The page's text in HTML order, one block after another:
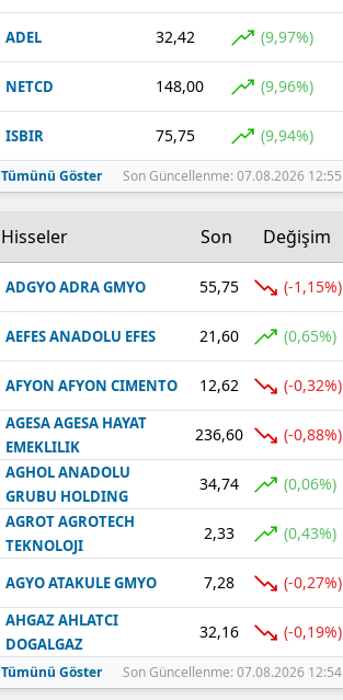
Mardin
Muğla
Muş
Nevşehir
Rize
Sakarya
Samsun
Siirt
Tekirdağ
Trabzon
ADEL 32,42 (9,97%)
NETCD 148,00 (9,96%)
ISBIR 75,75 (9,94%)
Tümünü Göster Son Güncellenme: 07.08.2026 12:55
Hisseler Son Değişim
ADGYO ADRA GMYO 55,75 (-1,15%)
AEFES ANADOLU EFES 21,60 (0,65%)
AFYON AFYON CIMENTO 12,62 (-0,32%)
AGESA AGESA HAYAT
EMEKLILIK
236,60 (-0,88%)
AGHOL ANADOLU
GRUBU HOLDING
34,74 (0,06%)
AGROT AGROTECH
TEKNOLOJI
2,33 (0,43%)
AGYO ATAKULE GMYO 7,28 (-0,27%)
AHGAZ AHLATCI
DOGALGAZ
32,16 (-0,19%)
Tümünü Göster Son Güncellenme: 07.08.2026 12:54